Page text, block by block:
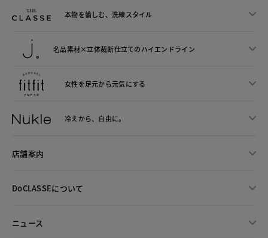
本物を愉しむ、洗練スタイル
名品素材×立体裁断仕立てのハイエンドライン
女性を足元から元気にする
冷えから、 自由に。
店舗案内
DoCLASSEについて
ニュース